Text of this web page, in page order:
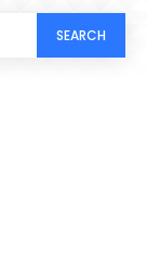
SEARCH